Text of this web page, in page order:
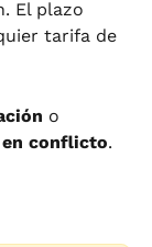
El plazo
tarifa de
o
conflicto.